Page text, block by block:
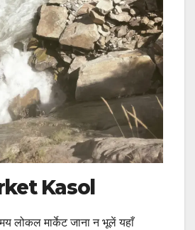
Kasol
लोकल मार्केट जाना न भूलें यहाँ